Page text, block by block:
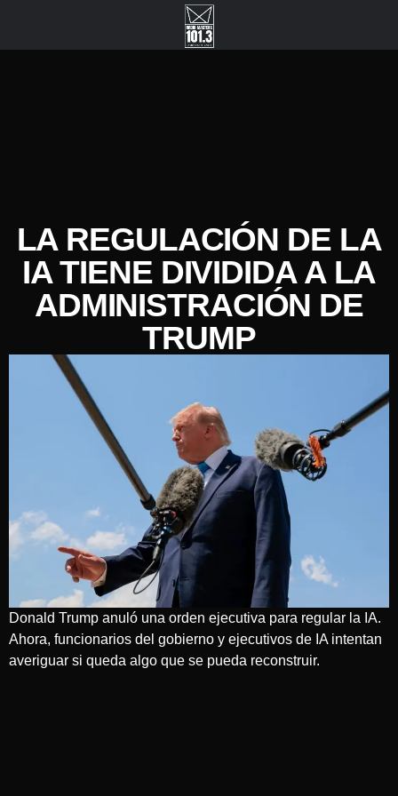
LA REGULACIÓN DE LA
IA TIENE DIVIDIDA A LA
ADMINISTRACIÓN DE
TRUMP
Donald Trump anuló una orden ejecutiva para regular la IA.
Ahora, funcionarios del gobierno y ejecutivos de IA intentan
averiguar si queda algo que se pueda reconstruir.